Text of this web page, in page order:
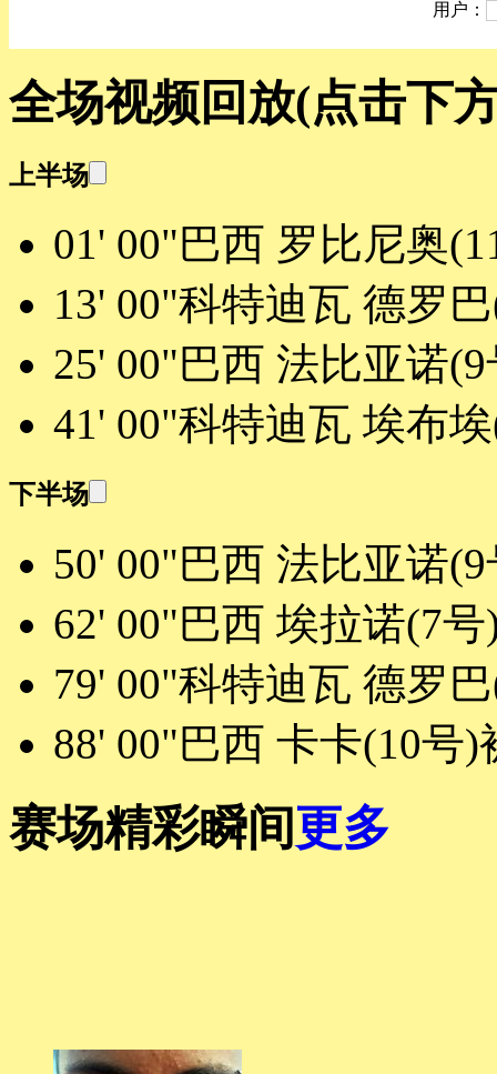
用户：
全场视频回放(点击下
上半场
01' 00"巴西 罗比尼奥
13' 00"科特迪瓦 德罗
25' 00"巴西 法比亚诺
41' 00"科特迪瓦 埃布
下半场
50' 00"巴西 法比亚诺
62' 00"巴西 埃拉诺(7
79' 00"科特迪瓦 德罗
88' 00"巴西 卡卡(10号)
赛场精彩瞬间更多